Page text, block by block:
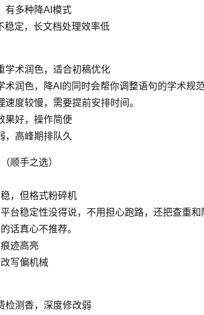
有多种降AI模式
稳定，长文档处理效率低
学术润色，适合初稿优化
术润色，降AI的同时会帮你调整语句的学术规
速度较慢，需要提前安排时间。
果好，操作简便
，高峰期排队久
顺手之选）
，但格式粉碎机
台稳定性没得说，不用担心跑路，还把查重
话真心不推荐。
迹高亮
写偏机械
检测香，深度修改弱